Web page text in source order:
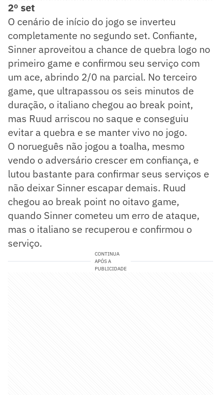
2º set
O cenário de início do jogo se inverteu
completamente no segundo set. Confiante,
Sinner aproveitou a chance de quebra logo no
primeiro game e confirmou seu serviço com
um ace, abrindo 2/0 na parcial. No terceiro
game, que ultrapassou os seis minutos de
duração, o italiano chegou ao break point,
mas Ruud arriscou no saque e conseguiu
evitar a quebra e se manter vivo no jogo.
O norueguês não jogou a toalha, mesmo
vendo o adversário crescer em confiança, e
lutou bastante para confirmar seus serviços e
não deixar Sinner escapar demais. Ruud
chegou ao break point no oitavo game,
quando Sinner cometeu um erro de ataque,
mas o italiano se recuperou e confirmou o
serviço.
CONTINUA
APÓS A
PUBLICIDADE